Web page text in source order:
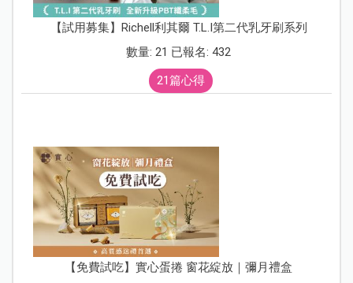
【試用募集】Richell利其爾 T.L.I第二代乳牙刷系列
數量: 21 已報名: 432
21篇心得
【免費試吃】實心蛋捲 窗花綻放｜彌月禮盒